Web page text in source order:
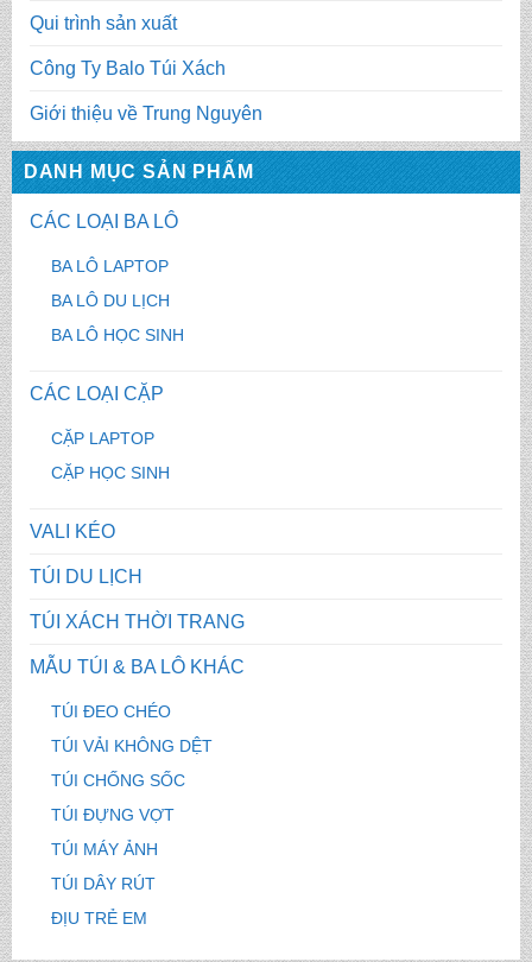
Qui trình sản xuất
Công Ty Balo Túi Xách
Giới thiệu về Trung Nguyên
DANH MỤC SẢN PHẨM
CÁC LOẠI BA LÔ
BA LÔ LAPTOP
BA LÔ DU LỊCH
BA LÔ HỌC SINH
CÁC LOẠI CẶP
CẶP LAPTOP
CẶP HỌC SINH
VALI KÉO
TÚI DU LỊCH
TÚI XÁCH THỜI TRANG
MẪU TÚI & BA LÔ KHÁC
TÚI ĐEO CHÉO
TÚI VẢI KHÔNG DỆT
TÚI CHỐNG SỐC
TÚI ĐỰNG VỢT
TÚI MÁY ẢNH
TÚI DÂY RÚT
ĐỊU TRẺ EM